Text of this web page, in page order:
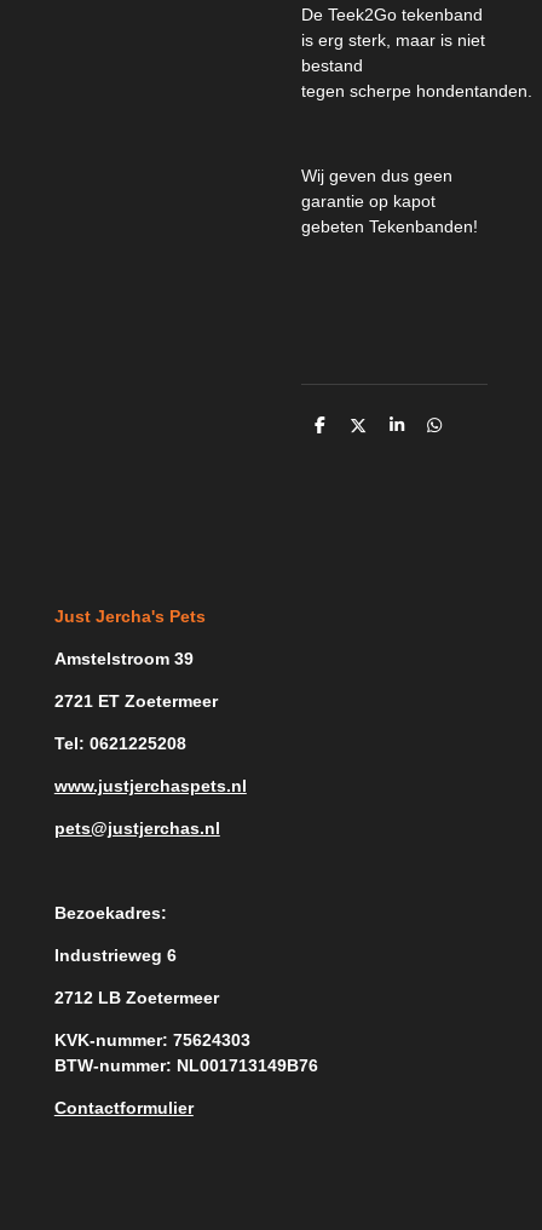
De Teek2Go tekenband
is erg sterk, maar is niet
bestand
tegen scherpe hondentanden.
Wij geven dus geen
garantie op kapot
gebeten Tekenbanden!
D
D
S
D
Just Jercha's Pets
Amstelstroom 39
2721 ET Zoetermeer
Tel: 0621225208
www.justjerchaspets.nl
pets@justjerchas.nl
Bezoekadres:
Industrieweg 6
2712 LB Zoetermeer
KVK-nummer: 75624303
BTW-nummer: NL001713149B76
Contactformulier